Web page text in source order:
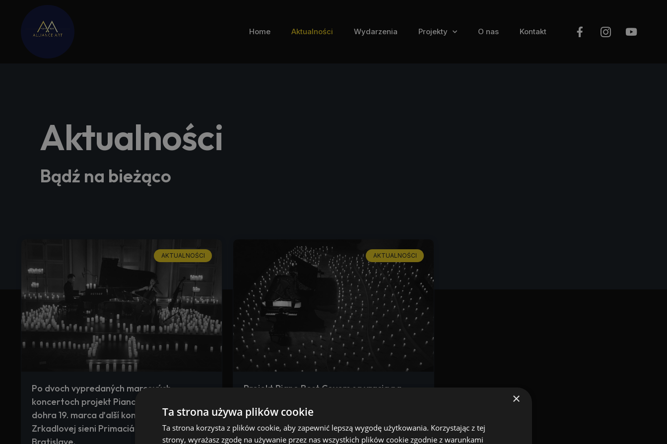
Home Aktualności Wydarzenia Projekty O nas Kontakt
Aktualności
Bądź na bieżąco
AKTUALNOŚCI
Po dvoch vypredaných marcových
koncertoch projekt Piano Best Covers
dohra 19. marca ďalší koncert v krásnej
Zrkadlovej sieni Primaciálneho paláca v
Bratislave.
AKTUALNOŚCI
Projekt Piano Best Covers sa vracia na
programom Best Film Soundtracks: Piano
Duo
×
Ta strona używa plików cookie
Ta strona korzysta z plików cookie, aby zapewnić lepszą wygodę użytkowania. Korzystając z tej
strony, wyrażasz zgodę na używanie przez nas wszystkich plików cookie zgodnie z warunkami